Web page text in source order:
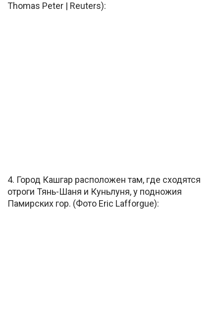
Thomas Peter | Reuters):
4. Город Кашгар расположен там, где сходятся
отроги Тянь-Шаня и Куньлуня, у подножия
Памирских гор. (Фото Eric Lafforgue):